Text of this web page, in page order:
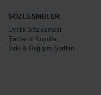
SÖZLEŞMELER
Üyelik Sözleşmesi
Şartlar & Koşullar
İade & Değişim Şartları